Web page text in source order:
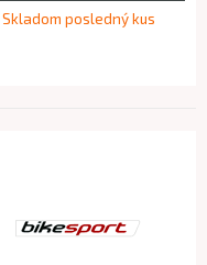
Skladom posledný kus